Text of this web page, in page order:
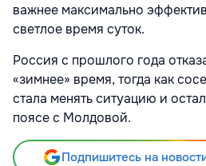
важнее максимально
светлое время суток.
Россия с прошлого года
«зимнее» время, тогда как
стала менять ситуацию и
поясе с Молдовой.
Подпишитесь на